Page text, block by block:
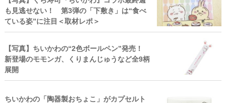
も見逃せない！ 第3弾の「下敷き」は“食べ
ている姿”に注目＜取材レポ＞
【写真】ちいかわの“2色ボールペン”発売！
新登場のモモンガ、くりまんじゅうなど全9柄
展開
ちいかわの「陶器製おちょこ」がカプセルト